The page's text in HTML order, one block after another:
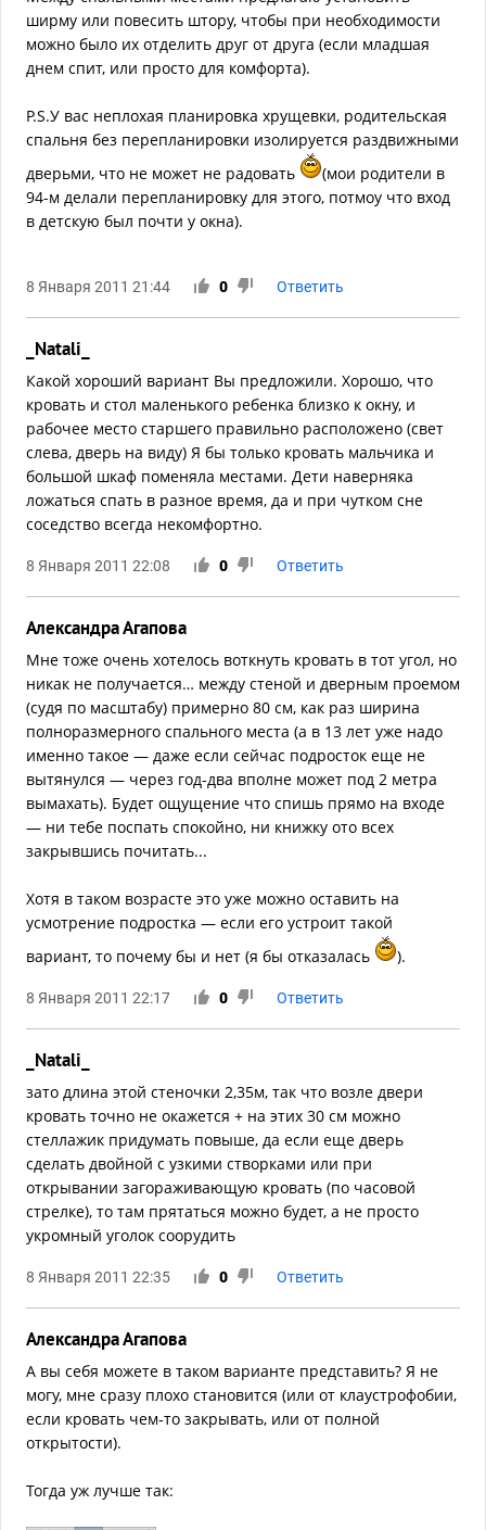
ширму или повесить штору, чтобы при необходимости
можно было их отделить друг от друга (если младшая
днем спит, или просто для комфорта).
P.S.У вас неплохая планировка хрущевки, родительская
спальня без перепланировки изолируется раздвижными
дверьми, что не может не радовать
(мои родители в
94-м делали перепланировку для этого, потмоу что вход
в детскую был почти у окна).
8 Января 2011 21:44 0 Ответить
_Natali_
Какой хороший вариант Вы предложили. Хорошо, что
кровать и стол маленького ребенка близко к окну, и
рабочее место старшего правильно расположено (свет
слева, дверь на виду) Я бы только кровать мальчика и
большой шкаф поменяла местами. Дети наверняка
ложаться спать в разное время, да и при чутком сне
соседство всегда некомфортно.
8 Января 2011 22:08 0 Ответить
Александра Агапова
Мне тоже очень хотелось воткнуть кровать в тот угол, но
никак не получается… между стеной и дверным проемом
(судя по масштабу) примерно 80 см, как раз ширина
полноразмерного спального места (а в 13 лет уже надо
именно такое — даже если сейчас подросток еще не
вытянулся — через год-два вполне может под 2 метра
вымахать). Будет ощущение что спишь прямо на входе
— ни тебе поспать спокойно, ни книжку ото всех
закрывшись почитать...
Хотя в таком возрасте это уже можно оставить на
усмотрение подростка — если его устроит такой
вариант, то почему бы и нет (я бы отказалась
).
8 Января 2011 22:17 0 Ответить
_Natali_
зато длина этой стеночки 2,35м, так что возле двери
кровать точно не окажется + на этих 30 см можно
стеллажик придумать повыше, да если еще дверь
сделать двойной с узкими створками или при
открывании загораживающую кровать (по часовой
стрелке), то там прятаться можно будет, а не просто
укромный уголок соорудить
8 Января 2011 22:35 0 Ответить
Александра Агапова
А вы себя можете в таком варианте представить? Я не
могу, мне сразу плохо становится (или от клаустрофобии,
если кровать чем-то закрывать, или от полной
открытости).
Тогда уж лучше так: